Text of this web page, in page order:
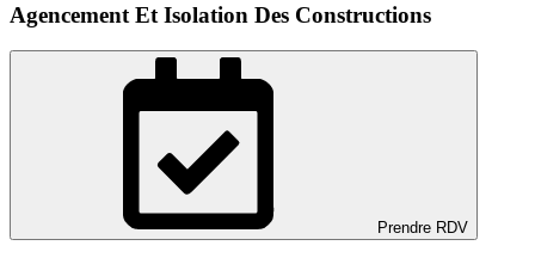
Agencement Et Isolation Des Constructions
Prendre RDV